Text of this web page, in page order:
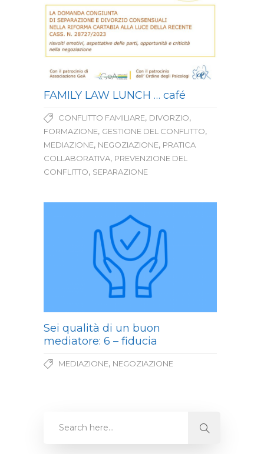
FAMILY LAW LUNCH … café
CONFLITTO FAMILIARE, DIVORZIO,
FORMAZIONE, GESTIONE DEL CONFLITTO,
MEDIAZIONE, NEGOZIAZIONE, PRATICA
COLLABORATIVA, PREVENZIONE DEL
CONFLITTO, SEPARAZIONE
Sei qualità di un buon
mediatore: 6 – fiducia
MEDIAZIONE, NEGOZIAZIONE